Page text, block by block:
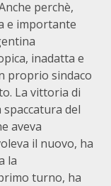
perchè,
e importante
inadatta e
proprio sindaco
La vittoria di
del
aveva
il nuovo, ha
la
turno, ha